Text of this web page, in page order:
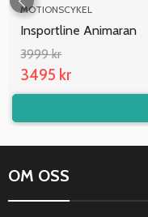
MOTIONSCYKEL
Insportline Animaran
3999 kr
3495 kr
OM OSS